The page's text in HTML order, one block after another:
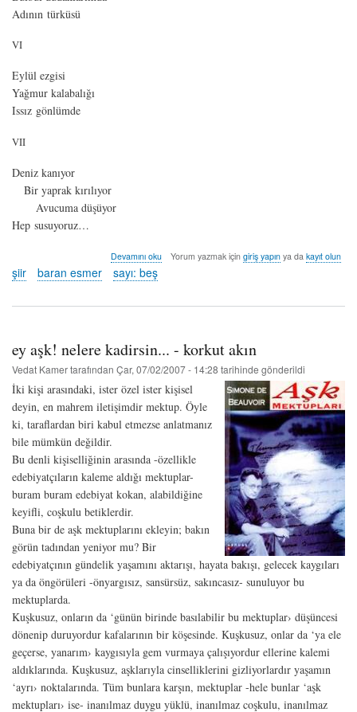
Adının türküsü
VI
Eylül ezgisi
Yağmur kalabalığı
Issız gönlümde
VII
Deniz kanıyor
Bir yaprak kırılıyor
Avucuma düşüyor
Hep susuyoruz…
lirikler
baran
hakkında
Devamını oku Yorum yazmak için giriş yapınya da kayıt olun
şiir baran esmer sayı: beş
ey aşk! nelere kadirsin... - korkut akın
Vedat Kamertarafından Çar, 07/02/2007 - 14:28 tarihinde gönderildi
İki kişi arasındaki, ister özel ister kişisel
deyin, en mahrem iletişimdir mektup. Öyle
ki, taraflardan biri kabul etmezse anlatmanız
bile mümkün değildir.
Bu denli kişiselliğinin arasında -özellikle
edebiyatçıların kaleme aldığı mektuplar-
buram buram edebiyat kokan, alabildiğine
keyifli, coşkulu betiklerdir.
Buna bir de aşk mektuplarını ekleyin; bakın
görün tadından yeniyor mu? Bir
edebiyatçının gündelik yaşamını aktarışı, hayata bakışı, gelecek kaygıları
ya da öngörüleri -önyargısız, sansürsüz, sakıncasız- sunuluyor bu
mektuplarda.
Kuşkusuz, onların da ‘günün birinde basılabilir bu mektuplar› düşüncesi
dönenip duruyordur kafalarının bir köşesinde. Kuşkusuz, onlar da ‘ya ele
geçerse, yanarım› kaygısıyla gem vurmaya çalışıyordur ellerine kalemi
aldıklarında. Kuşkusuz, aşklarıyla cinselliklerini gizliyorlardır yaşamın
‘ayrı› noktalarında. Tüm bunlara karşın, mektuplar -hele bunlar ‘aşk
mektupları› ise- inanılmaz duygu yüklü, inanılmaz coşkulu, inanılmaz